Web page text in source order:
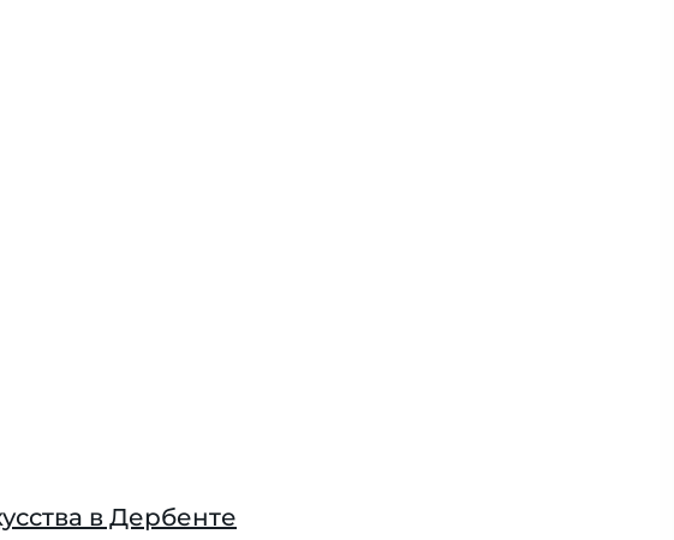
в Дербенте